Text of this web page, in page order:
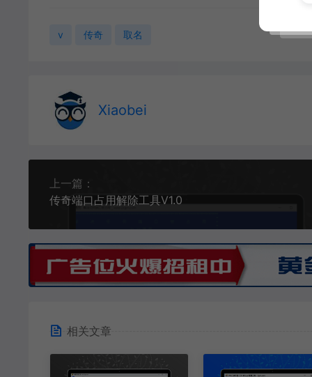
v 传奇 取名
Xiaobei
上一篇：
传奇端口占用解除工具V1.0
相关文章